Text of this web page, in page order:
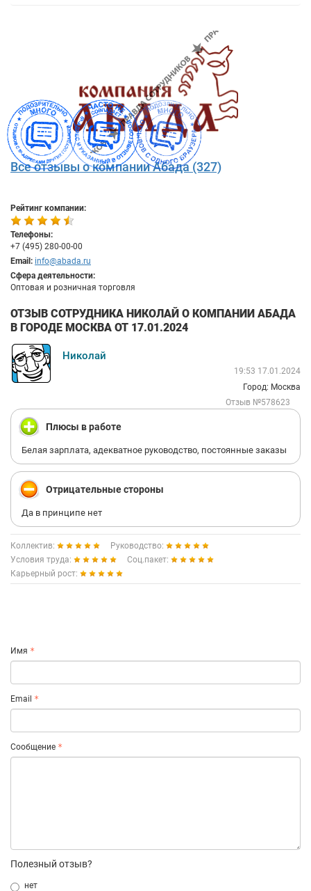
Все отзывы о компании Абада (327)
Рейтинг компании:
Телефоны:
+7 (495) 280-00-00
Email: info@abada.ru
Сфера деятельности:
Оптовая и розничная торговля
ОТЗЫВ СОТРУДНИКА НИКОЛАЙ О КОМПАНИИ АБАДА
В ГОРОДЕ МОСКВА ОТ 17.01.2024
Николай
19:53 17.01.2024
Город: Москва
Отзыв №578623
Плюсы в работе
Белая зарплата, адекватное руководство, постоянные заказы
Отрицательные стороны
Да в принципе нет
Коллектив:
Руководство:
Условия труда:
Соц.пакет:
Карьерный рост:
Имя
Email
Сообщение
Полезный отзыв?
нет